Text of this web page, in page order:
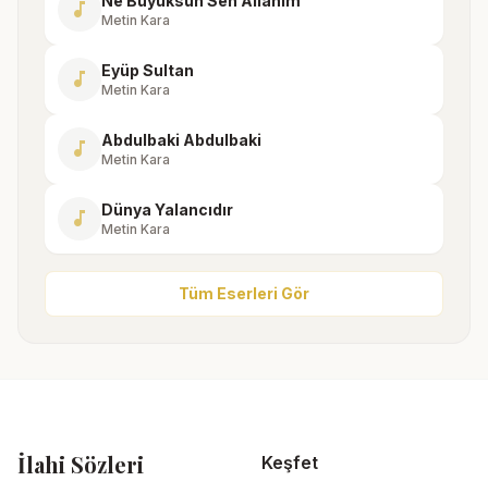
music_note Metin Kara
music_note Eyüp Sultan
Metin Kara
music_note Abdulbaki Abdulbaki
Metin Kara
music_note Dünya Yalancıdır
Metin Kara
Tüm Eserleri Gör
İlahi Sözleri Keşfet